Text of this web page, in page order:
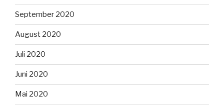
September 2020
August 2020
Juli 2020
Juni 2020
Mai 2020